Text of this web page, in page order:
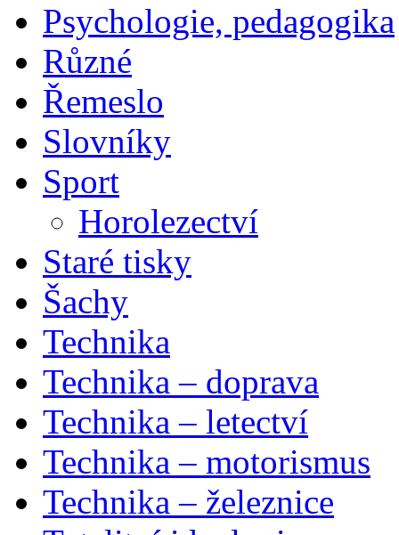
Psychologie, pedagogika
Různé
Řemeslo
Slovníky
Sport
Horolezectví
Staré tisky
Šachy
Technika
Technika – doprava
Technika – letectví
Technika – motorismus
Technika – železnice